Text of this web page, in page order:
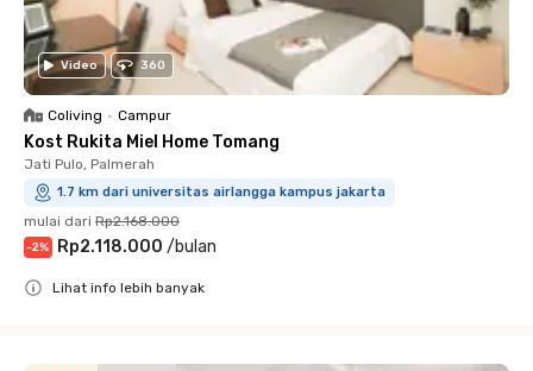
Video 360
Coliving • Campur
Kost Rukita Miel Home Tomang
Jati Pulo, Palmerah
1.7 km dari universitas airlangga kampus jakarta
mulai dari Rp2.168.000
-2% Rp2.118.000 /bulan
Lihat info lebih banyak